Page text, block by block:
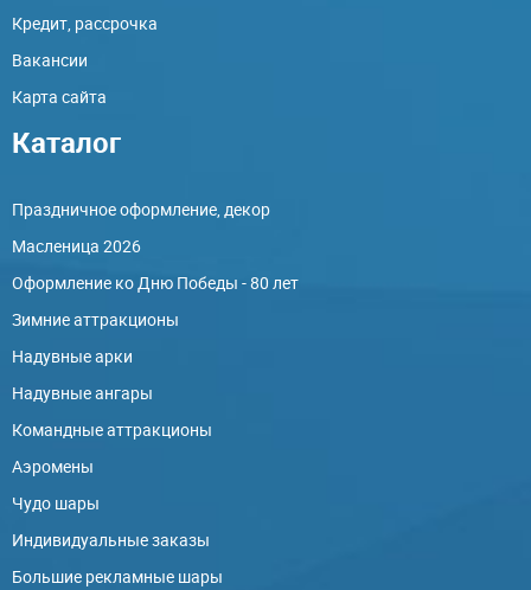
Кредит, рассрочка
Вакансии
Карта сайта
Каталог
Праздничное оформление, декор
Масленица 2026
Оформление ко Дню Победы - 80 лет
Зимние аттракционы
Надувные арки
Надувные ангары
Командные аттракционы
Аэромены
Чудо шары
Индивидуальные заказы
Большие рекламные шары